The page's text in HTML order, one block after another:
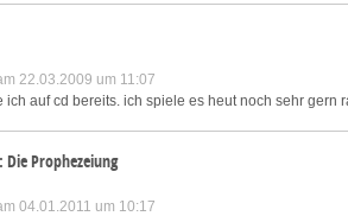
22.03.2009 um 11:07
ich auf cd bereits. ich spiele es heut noch sehr
Die Prophezeiung
04.01.2011 um 10:17